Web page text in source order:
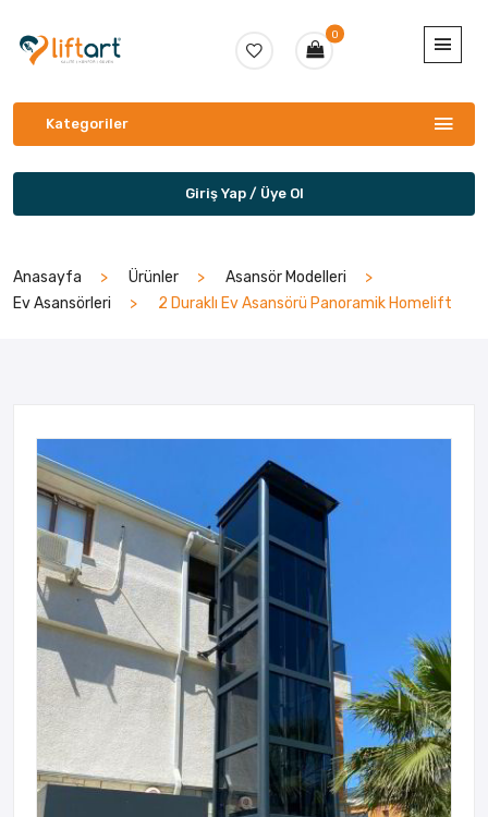
0
Kategoriler
Giriş Yap / Üye Ol
Anasayfa Ürünler
Asansör Modelleri
Ev Asansörleri
2 Duraklı Ev Asansörü Panoramik Homelift